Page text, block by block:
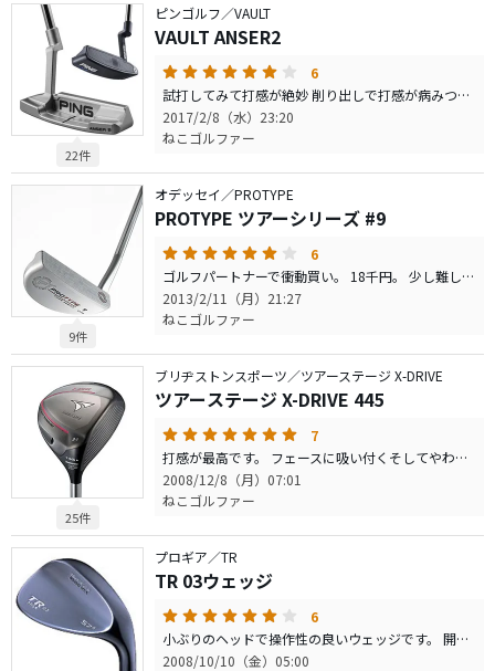
22件
ピンゴルフ／VAULT
VAULT ANSER2
6
試打してみて打感が絶妙 削り出しで打感が病みつきになりそうです 打ち方はグリップをゆるゆるで手打ちにしないこと 手打ちだと方向性やら打感やら悪くなります。 マレットタイプからまたピンタイプに戻りました in to inのイメージが出しやすくキャメロンと同様 名器だと思います。あのパッティング女王鈴木あいちゃんも使ってますからね〜
2017/2/8（水）23:20
ねこゴルファー
9件
オデッセイ／PROTYPE
PROTYPE ツアーシリーズ #9
6
ゴルフパートナーで衝動買い。 18千円。 少し難しいパターですが、 キチンと当てた時の直しんせいはいいです。 練習しがいがあります。
2013/2/11（月）21:27
ねこゴルファー
25件
ブリヂストンスポーツ／ツアーステージ X-DRIVE
ツアーステージ X-DRIVE 445
7
打感が最高です。 フェースに吸い付くそしてやわらかい。 操作性抜群。 スライスは一度も出ませんでした。 （以前使っていた５０２銀より右にいかない） 引っ掛けもしないし、ボールは上がるし、 全体的によい。 ちょっと気になるのが、新品の値段。中古で４万で買いましたが、 新品だと７万以上。 それと振り切れないほどではないんですが、ちょっと重い（323ｇ）ので、 ＨＳ４３の私は１８Ｈ回れるかが心配です。 でも強弾道ストレートボールを打ちやすい、手放せない１Ｗとなってくれるでしょう。
2008/12/8（月）07:01
ねこゴルファー
プロギア／TR
TR 03ウェッジ
6
小ぶりのヘッドで操作性の良いウェッジです。 開いたり閉じたり使う人には相性のいいクラブです。 ５００シリーズより難しいかもしれませんが、中級者以上の人には 上手く使いこなせるのでは？ スピンもきちんとかかります。
2008/10/10（金）05:00